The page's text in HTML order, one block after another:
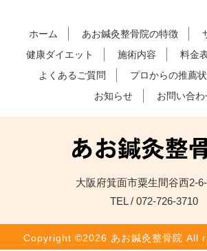
ホーム あお鍼灸整骨院の特徴
健康ダイエット
施術内容 料金
よくあるご質問
プロからの推薦状
お知らせ
お問い合わ
大阪府箕面市粟生間谷西2-
TEL / 072-726-3710
Copyright ©2026 あお鍼灸整骨院 All